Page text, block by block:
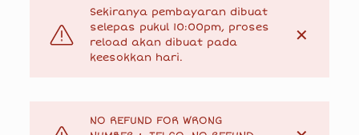
Sekiranya pembayaran dibuat
selepas pukul 10:00pm, proses
reload akan dibuat pada
keesokkan hari.
✕
NO REFUND FOR WRONG